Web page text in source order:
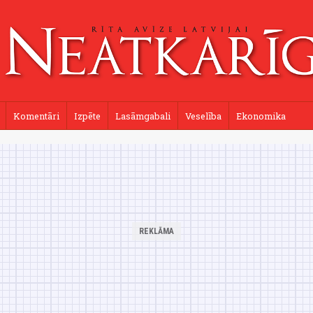
Komentāri Izpēte Lasāmgabali Veselība Ekonomika